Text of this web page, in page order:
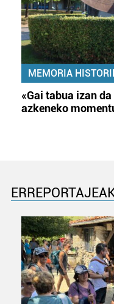
MEMORIA
«Gai tabua izan
azkeneko